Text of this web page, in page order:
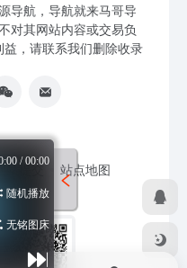
导航，导航就来马哥导
对其网站内容或交易负
，请联系我们删除收录
站提交 站点地图
/ 00:00
随机播放
无铭图床